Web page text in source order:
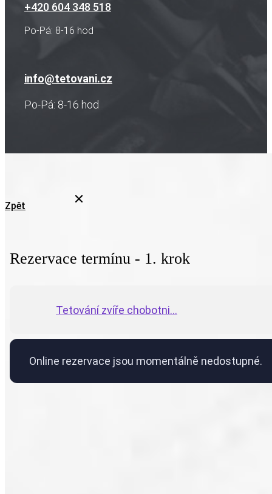
+420 604 348 518
Po-Pá: 8-16 hod
info@tetovani.cz
Po-Pá: 8-16 hod
Zpět
Rezervace termínu - 1. krok
Tetování zvíře chobotni...
Online rezervace jsou momentálně nedostupné.